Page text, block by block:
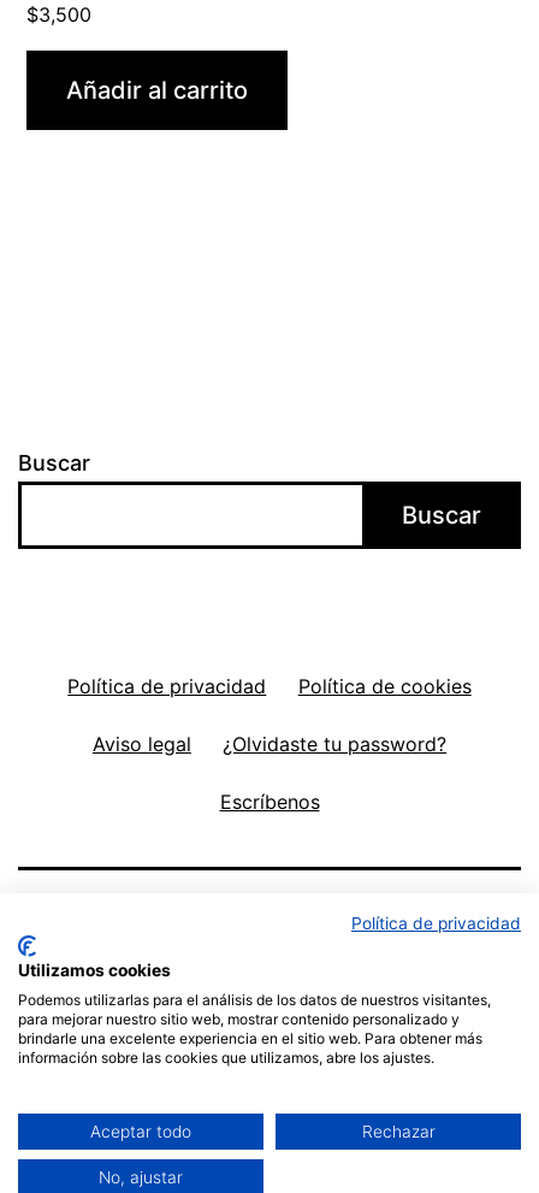
$3,500
Añadir al carrito
Buscar
Buscar
Política de privacidad Política de cookies
Aviso legal ¿Olvidaste tu password?
Escríbenos
Política de privacidad
Funciona gracias a
Política de privacidad
Utilizamos cookies
Podemos utilizarlas para el análisis de los datos de nuestros visitantes,
para mejorar nuestro sitio web, mostrar contenido personalizado y
brindarle una excelente experiencia en el sitio web. Para obtener más
información sobre las cookies que utilizamos, abre los ajustes.
Aceptar todo Rechazar
No, ajustar